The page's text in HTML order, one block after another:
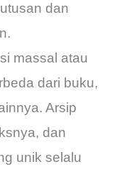
dan
massal atau
dari buku,
Arsip
dan
unik selalu